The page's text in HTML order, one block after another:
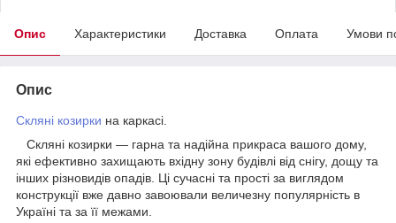
Опис Характеристики Доставка Оплата Умови
Опис
Скляні козирки на каркасі.
Скляні козирки — гарна та надійна прикраса вашого дому,
які ефективно захищають вхідну зону будівлі від снігу, дощу та
інших різновидів опадів. Ці сучасні та прості за виглядом
конструкції вже давно завоювали величезну популярність в
Україні та за її межами.